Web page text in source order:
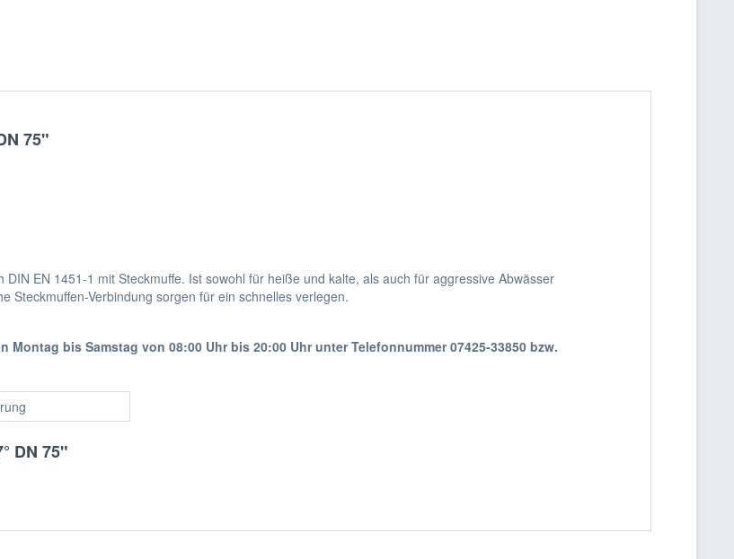
75"
EN 1451-1 mit Steckmuffe. Ist sowohl für heiße und kalte, als auch für aggressive Abwässer
Steckmuffen-Verbindung sorgen für ein schnelles verlegen.
bis Samstag von 08:00 Uhr bis 20:00 Uhr unter Telefonnummer 07425-33850 bzw.
DN 75"